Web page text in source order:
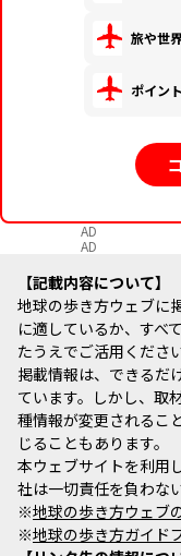
旅や世
ポイン
AD
AD
記載内容について
地球の歩き方ウェブに
に適しているか、すべ
たうえでご活用ください
掲載情報は、できるだ
ています。しかし、取
種情報が変更されるこ
じることもあります。
本ウェブサイトを利用
社は一切責任を負わな
※地球の歩き方ウェブ
※地球の歩き方ガイド